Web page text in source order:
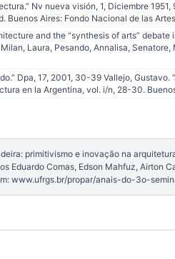
Nv nueva visión, 1, Diciembre
Buenos Aires: Fondo Nacional de las
and the “synthesis of arts”
Laura, Pesando, Annalisa,
Dpa, 17, 2001, 30-39 Vallejo, Gustavo.
en la Argentina, vol. i/n, 28-30.
primitivismo e inovação na
Eduardo Comas, Edson Mahfuz, Airton
www.ufrgs.br/propar/anais-do-3o-